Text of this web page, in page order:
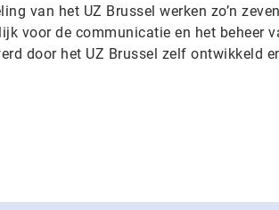
van het UZ Brussel werken zo’n
voor de communicatie en het beheer
door het UZ Brussel zelf ontwikkeld